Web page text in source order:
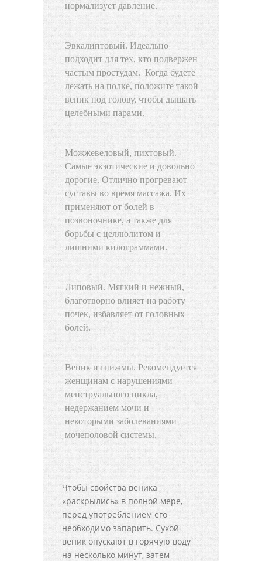
нормализует давление.
Эвкалиптовый. Идеально
подходит для тех, кто подвержен
частым простудам. Когда будете
лежать на полке, положите такой
веник под голову, чтобы дышать
целебными парами.
Можжевеловый, пихтовый.
Самые экзотические и довольно
дорогие. Отлично прогревают
суставы во время массажа. Их
применяют от болей в
позвоночнике, а также для
борьбы с целлюлитом и
лишними килограммами.
Липовый. Мягкий и нежный,
благотворно влияет на работу
почек, избавляет от головных
болей.
Веник из пижмы. Рекомендуется
женщинам с нарушениями
менструального цикла,
недержанием мочи и
некоторыми заболеваниями
мочеполовой системы.
Чтобы свойства веника
«раскрылись» в полной мере,
перед употреблением его
необходимо запарить. Сухой
веник опускают в горячую воду
на несколько минут, затем